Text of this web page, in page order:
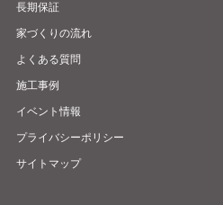
長期保証
家づくりの流れ
よくある質問
施工事例
イベント情報
プライバシーポリシー
サイトマップ